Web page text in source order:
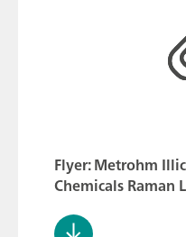
Flyer: Metrohm
Chemicals Raman